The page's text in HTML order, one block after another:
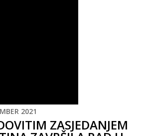
2021
ZASJEDANJEM